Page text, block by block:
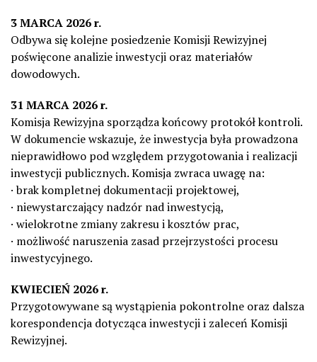
3 MARCA 2026 r.
Odbywa się kolejne posiedzenie Komisji Rewizyjnej
poświęcone analizie inwestycji oraz materiałów
dowodowych.
31 MARCA 2026 r.
Komisja Rewizyjna sporządza końcowy protokół kontroli.
W dokumencie wskazuje, że inwestycja była prowadzona
nieprawidłowo pod względem przygotowania i realizacji
inwestycji publicznych. Komisja zwraca uwagę na:
· brak kompletnej dokumentacji projektowej,
· niewystarczający nadzór nad inwestycją,
· wielokrotne zmiany zakresu i kosztów prac,
· możliwość naruszenia zasad przejrzystości procesu
inwestycyjnego.
KWIECIEŃ 2026 r.
Przygotowywane są wystąpienia pokontrolne oraz dalsza
korespondencja dotycząca inwestycji i zaleceń Komisji
Rewizyjnej.